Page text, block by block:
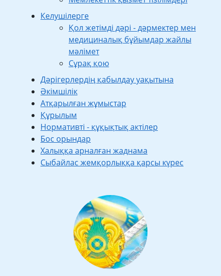
Келушілерге
Қол жетімді дәрі - дәрмектер мен
медициналық бұйымдар жайлы
мәлімет
Сұрақ қою
Дәрігерлердің қабылдау уақытына
Әкімшілік
Атқарылған жұмыстар
Құрылым
Нормативті - құқықтық актілер
Бос орындар
Халыққа арналған жаднама
Сыбайлас жемқорлыққа қарсы күрес